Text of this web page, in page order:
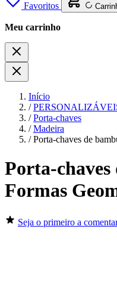
Favoritos
Meu carrinho
Início
/
/ Porta-chaves
/ Madeira
/ Porta-chaves de
Porta-
Formas
Seja o primeiro a